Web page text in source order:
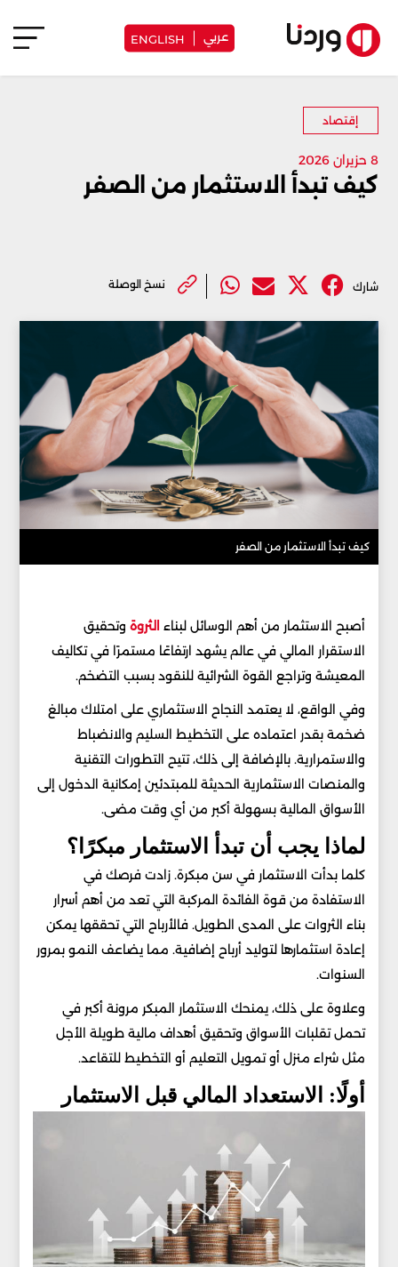
عربي ENGLISH
إقتصاد
8 حزيران 2026
كيف تبدأ الاستثمار من الصفر
شارك نسخ الوصلة
كيف تبدأ الاستثمار من الصفر
أصبح الاستثمار من أهم الوسائل لبناء الثروة وتحقيق
الاستقرار المالي في عالم يشهد ارتفاعًا مستمرًا في تكاليف
المعيشة وتراجع القوة الشرائية للنقود بسبب التضخم.
وفي الواقع، لا يعتمد النجاح الاستثماري على امتلاك مبالغ
ضخمة بقدر اعتماده على التخطيط السليم والانضباط
والاستمرارية. بالإضافة إلى ذلك، تتيح التطورات التقنية
والمنصات الاستثمارية الحديثة للمبتدئين إمكانية الدخول إلى
الأسواق المالية بسهولة أكبر من أي وقت مضى.
لماذا يجب أن تبدأ الاستثمار مبكرًا؟
كلما بدأت الاستثمار في سن مبكرة. زادت فرصك في
الاستفادة من قوة الفائدة المركبة التي تعد من أهم أسرار
بناء الثروات على المدى الطويل. فالأرباح التي تحققها يمكن
إعادة استثمارها لتوليد أرباح إضافية. مما يضاعف النمو بمرور
السنوات.
وعلاوة على ذلك، يمنحك الاستثمار المبكر مرونة أكبر في
تحمل تقلبات الأسواق وتحقيق أهداف مالية طويلة الأجل
مثل شراء منزل أو تمويل التعليم أو التخطيط للتقاعد.
أولًا: الاستعداد المالي قبل الاستثمار